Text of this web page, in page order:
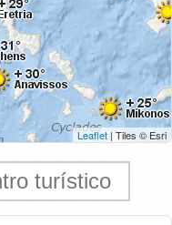
Leaflet | Tiles © Esri